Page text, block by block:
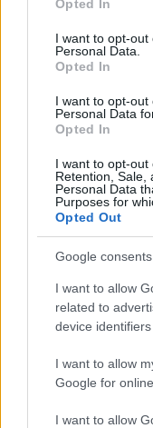
Please note that this
services and may
not limited to your
grant or deny
consent section.
Opted In
I want to opt-out
Personal Data.
Opted In
I want to opt-
Personal Data
Opted In
I want to opt-out
Retention, Sale,
Personal Data
Purposes for
Opted Out
Google consents
I want to allow
related to
device identifiers
I want to allow
Google for
I want to allow